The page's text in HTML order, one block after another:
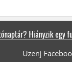
Hiányzik egy
Üzenj